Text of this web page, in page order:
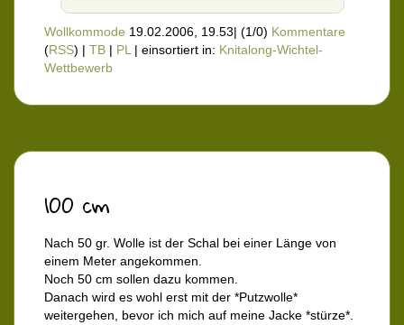
Wollkommode 19.02.2006, 19.53| (1/0) Kommentare
(RSS) | TB | PL| einsortiert in: Knitalong-Wichtel-
Wettbewerb
100 cm
Nach 50 gr. Wolle ist der Schal bei einer Länge von
einem Meter angekommen.
Noch 50 cm sollen dazu kommen.
Danach wird es wohl erst mit der *Putzwolle*
weitergehen, bevor ich mich auf meine Jacke *stürze*.